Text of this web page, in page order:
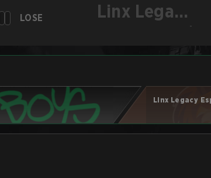
LOSE
Linx Legacy
Esport-
Linx Legacy